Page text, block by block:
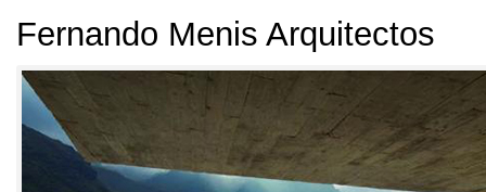
Fernando Menis Arquitectos